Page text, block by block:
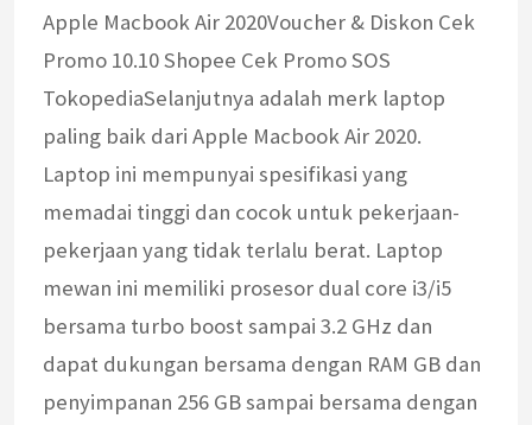
Apple Macbook Air 2020Voucher & Diskon Cek
Promo 10.10 Shopee Cek Promo SOS
TokopediaSelanjutnya adalah merk laptop
paling baik dari Apple Macbook Air 2020.
Laptop ini mempunyai spesifikasi yang
memadai tinggi dan cocok untuk pekerjaan-
pekerjaan yang tidak terlalu berat. Laptop
mewan ini memiliki prosesor dual core i3/i5
bersama turbo boost sampai 3.2 GHz dan
dapat dukungan bersama dengan RAM GB dan
penyimpanan 256 GB sampai bersama dengan